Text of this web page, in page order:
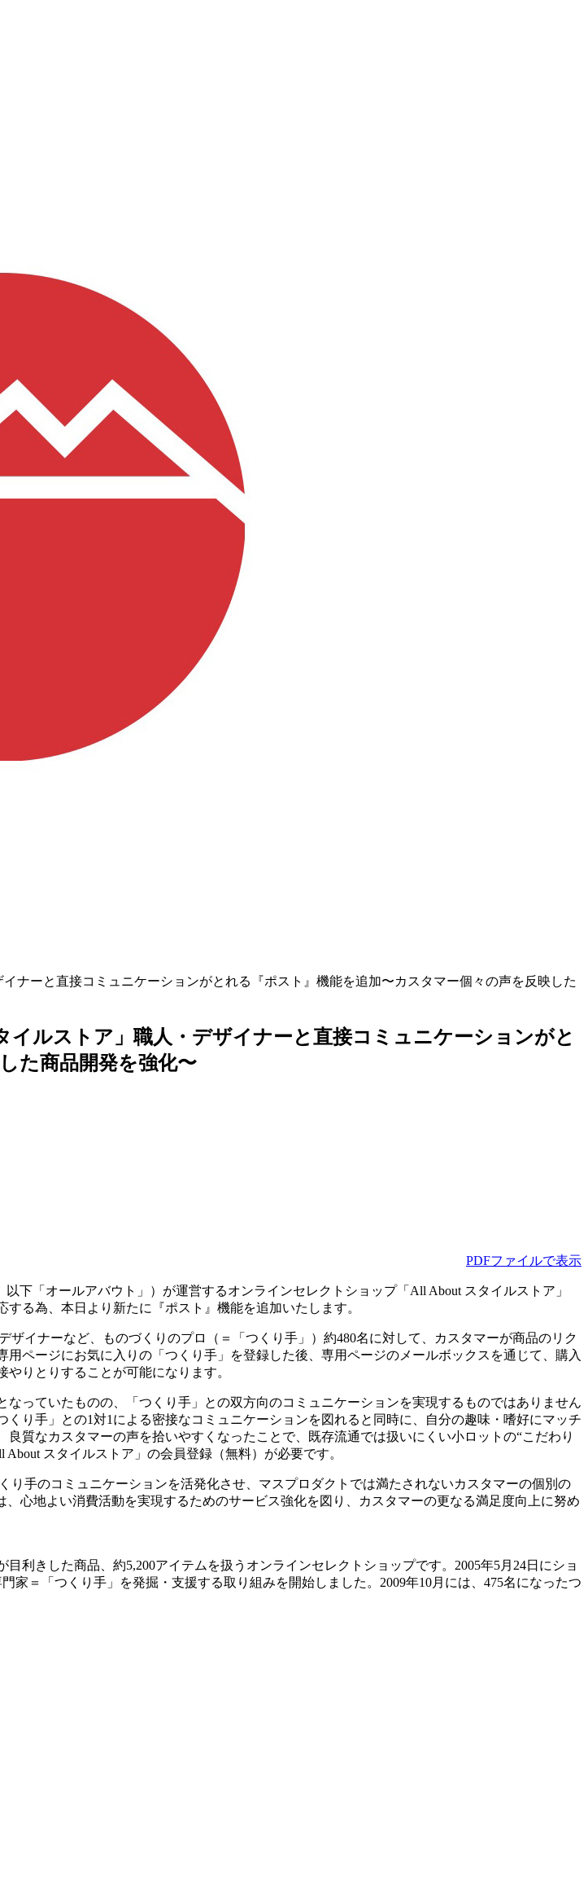
ナーと直接コミュニケーションがとれる『ポスト』機能を追加〜カスタマー個々の声を反映した
ルストア」職人・デザイナーと直接コミュニケーションがと
た商品開発を強化〜
PDFファイルで表示
下「オールアバウト」）が運営するオンラインセレクトショップ「All About スタイルストア」
る為、本日より新たに『ポスト』機能を追加いたします。
イナーなど、ものづくりのプロ（＝「つくり手」）約480名に対して、カスタマーが商品のリク
ページにお気に入りの「つくり手」を登録した後、専用ページのメールボックスを通じて、購入
りとりすることが可能になります。
っていたものの、「つくり手」との双方向のコミュニケーションを実現するものではありません
り手」との1対1による密接なコミュニケーションを図れると同時に、自分の趣味・嗜好にマッチ
質なカスタマーの声を拾いやすくなったことで、既存流通では扱いにくい小ロットの“こだわり
スタイルストア」の会員登録（無料）が必要です。
り手のコミュニケーションを活発化させ、マスプロダクトでは満たされないカスタマーの個別の
心地よい消費活動を実現するためのサービス強化を図り、カスタマーの更なる満足度向上に努め
利きした商品、約5,200アイテムを扱うオンラインセレクトショップです。2005年5月24日にショ
＝「つくり手」を発掘・支援する取り組みを開始しました。2009年10月には、475名になったつ